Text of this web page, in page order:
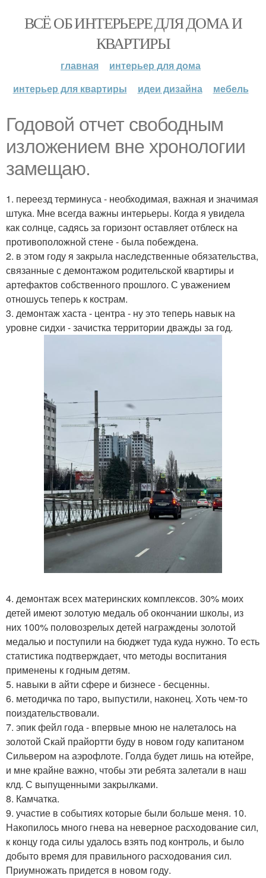
ВСЁ ОБ ИНТЕРЬЕРЕ ДЛЯ ДОМА И
КВАРТИРЫ
главная
интерьер для дома
интерьер для квартиры
идеи дизайна мебель
Годовой отчет свободным
изложением вне хронологии
замещаю.
1. переезд терминуса - необходимая, важная и значимая
штука. Мне всегда важны интерьеры. Когда я увидела
как солнце, садясь за горизонт оставляет отблеск на
противоположной стене - была побеждена.
2. в этом году я закрыла наследственные обязательства,
связанные с демонтажом родительской квартиры и
артефактов собственного прошлого. С уважением
отношусь теперь к кострам.
3. демонтаж хаста - центра - ну это теперь навык на
уровне сидхи - зачистка территории дважды за год.
4. демонтаж всех материнских комплексов. 30% моих
детей имеют золотую медаль об окончании школы, из
них 100% половозрелых детей награждены золотой
медалью и поступили на бюджет туда куда нужно. То есть
статистика подтверждает, что методы воспитания
применены к годным детям.
5. навыки в айти сфере и бизнесе - бесценны.
6. методичка по таро, выпустили, наконец. Хоть чем-то
поиздательствовали.
7. эпик фейл года - впервые мною не налеталось на
золотой Скай прайортти буду в новом году капитаном
Сильвером на аэрофлоте. Голда будет лишь на ютейре,
и мне крайне важно, чтобы эти ребята залетали в наш
клд. С выпущенными закрылками.
8. Камчатка.
9. участие в событиях которые были больше меня. 10.
Накопилось много гнева на неверное расходование сил,
к концу года силы удалось взять под контроль, и было
добыто время для правильного расходования сил.
Приумножать придется в новом году.